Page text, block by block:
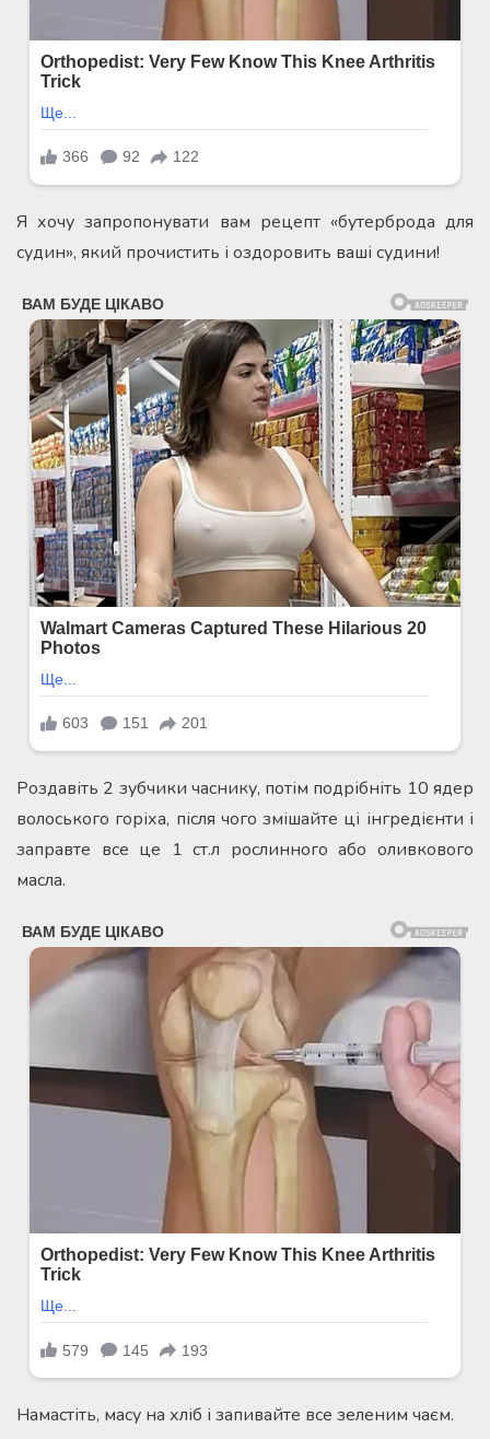
Я хочу запропонувати вам рецепт «бутерброда для
судин», який прочистить і оздоровить ваші судини!
Роздавіть 2 зубчики часнику, потім подрібніть 10 ядер
волоського горіха, після чого змішайте ці інгредієнти і
заправте все це 1 ст.л рослинного або оливкового
масла.
Намастіть, масу на хліб і запивайте все зеленим чаєм.